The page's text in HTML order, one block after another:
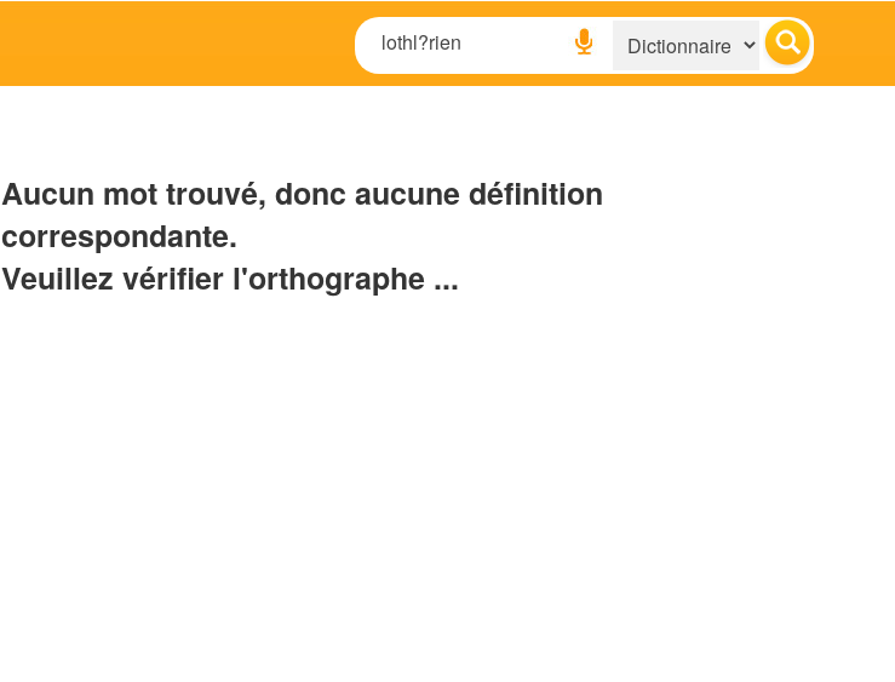
Aucun mot trouvé, donc aucune définition
correspondante.
Veuillez vérifier l'orthographe ...